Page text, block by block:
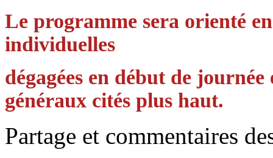
Le programme sera orienté
individuelles
dégagées en début de
généraux cités plus haut.
Partage et commentaires